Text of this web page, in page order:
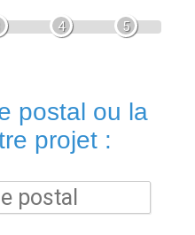
4 5
postal ou la
projet :